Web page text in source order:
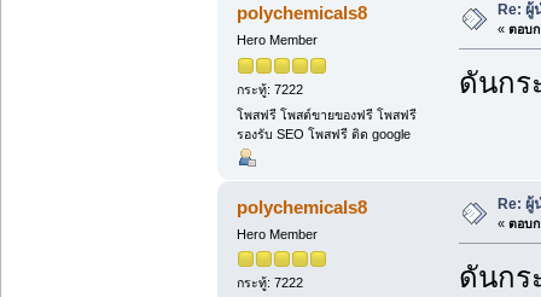
polychemicals8
Hero Member
กระทู้: 7222
โพสฟรี โพสต์ขายของฟรี โพสฟรี
รองรับ SEO โพสฟรี ติด google
Re:
« ตอบก
ดันกร
polychemicals8
Hero Member
กระทู้: 7222
Re:
« ตอบก
ดันกร